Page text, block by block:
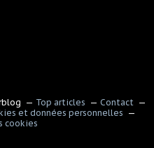
Top articles
Contact
et données personnelles
cookies